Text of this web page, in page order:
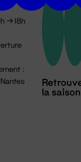
→ 18h
:
la